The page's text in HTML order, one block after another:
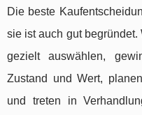
Die beste
sie ist auch gut
gezielt auswählen,
Zustand und Wert,
und treten in